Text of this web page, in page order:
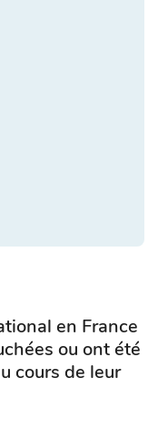
en France
ou ont été
cours de leur